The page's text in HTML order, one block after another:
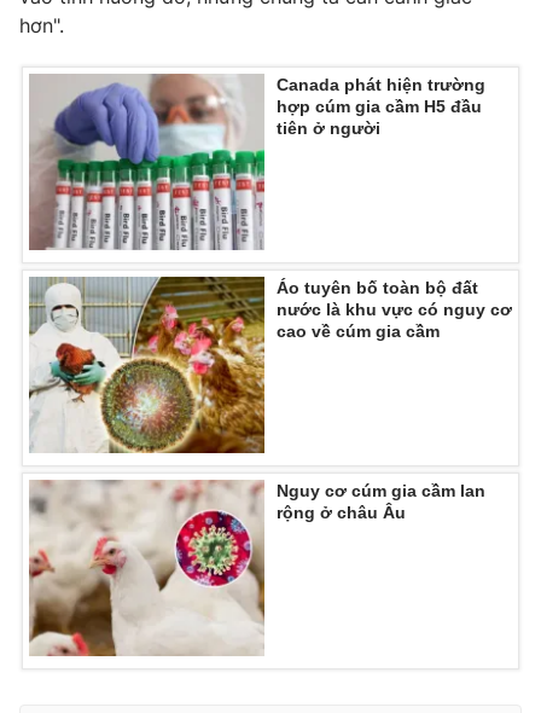
hơn".
Canada phát hiện trường
hợp cúm gia cầm H5 đầu
tiên ở người
Áo tuyên bố toàn bộ đất
nước là khu vực có nguy cơ
cao về cúm gia cầm
Nguy cơ cúm gia cầm lan
rộng ở châu Âu